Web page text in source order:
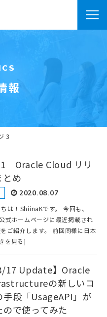
報
3
Oracle Cloud リリ
とめ
2020.08.07
は！ShiinaKです。 今回も、
式ホームページに最近掲載され
ご紹介します。 前回同様に日本
を見る]
17 Update】Oracle
の新しいコ
手段「UsageAPI」が
で使ってみた